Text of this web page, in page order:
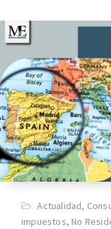
Actualidad,
impuestos, No